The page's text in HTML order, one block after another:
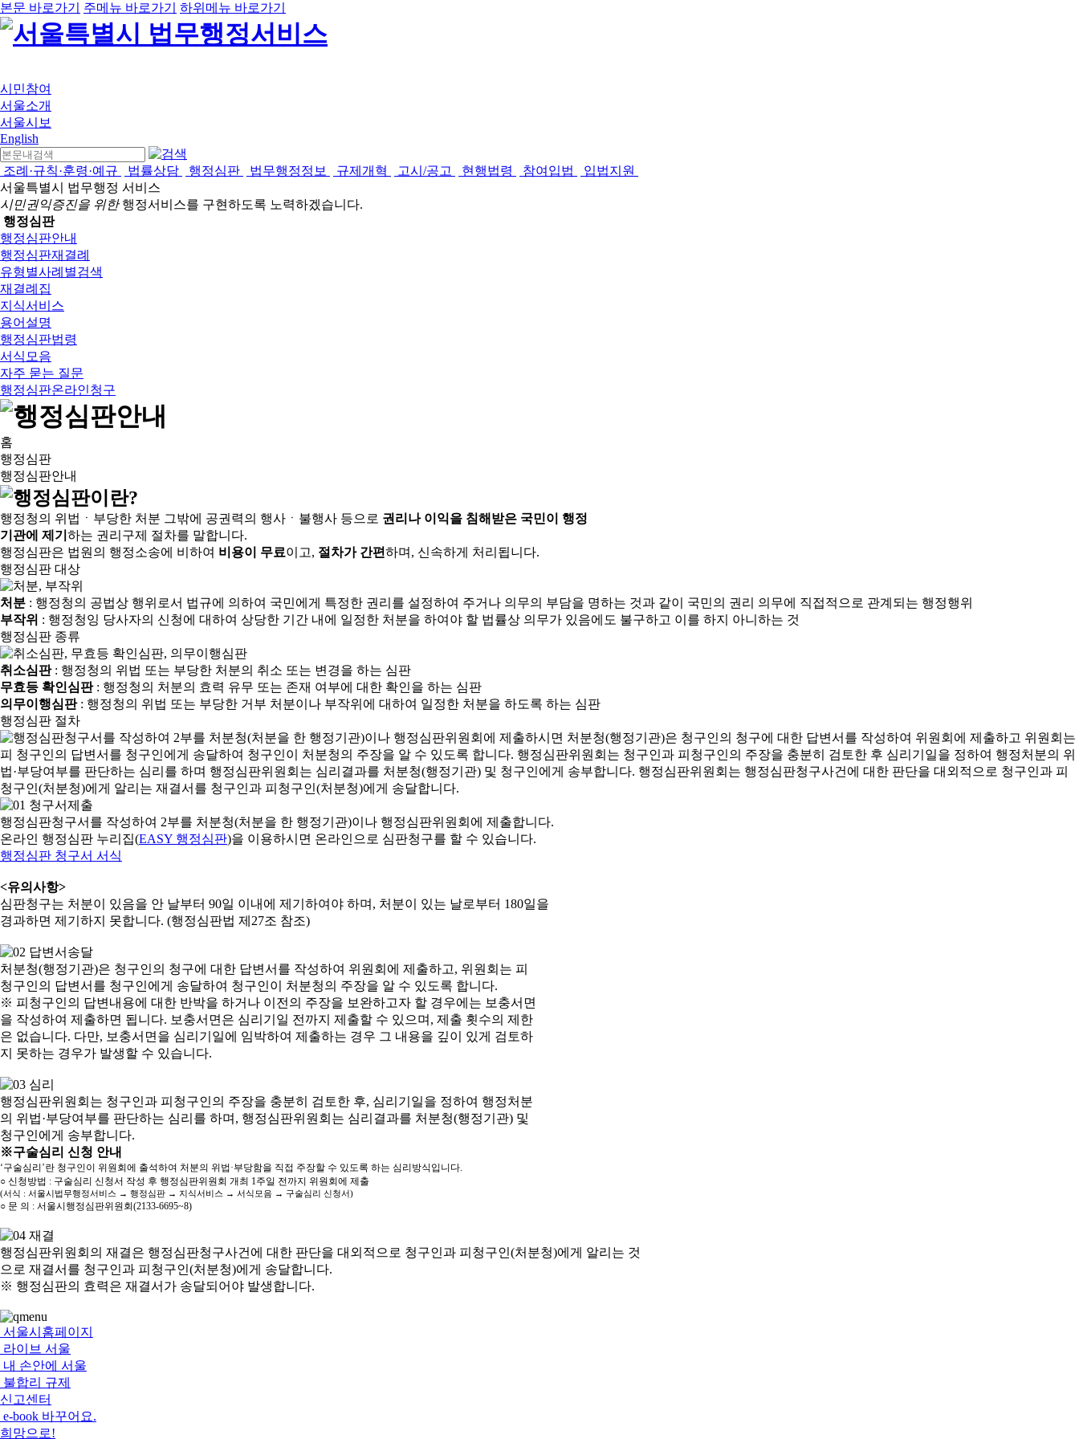
본문 바로가기 주메뉴 바로가기 하위메뉴 바로가기
시민참여
서울소개
서울시보
English
조례·규칙·훈령·예규 법률상담 행정심판 법무행정정보 규제개혁 고시/공고 현행법령 참여입법
입법지원
서울특별시 법무행정 서비스
시민권익증진을 위한행정서비스를 구현하도록 노력하겠습니다.
행정심판
행정심판안내
행정심판재결례
유형별사례별검색
재결례집
지식서비스
용어설명
행정심판법령
서식모음
자주 묻는 질문
행정심판온라인청구
홈
행정심판
행정심판안내
행정청의 위법ㆍ부당한 처분 그밖에 공권력의 행사ㆍ불행사 등으로 권리나 이익을 침해받은 국민이 행정
기관에 제기 하는 권리구제 절차를 말합니다.
행정심판은 법원의 행정소송에 비하여 비용이 무료이고, 절차가 간편하며, 신속하게 처리됩니다.
행정심판 대상
처분 : 행정청의 공법상 행위로서 법규에 의하여 국민에게 특정한 권리를 설정하여 주거나 의무의 부담을 명하는 것과 같이 국민의 권리 의무에 직접적으로 관계되는 행정행위
부작위 : 행정청잉 당사자의 신청에 대하여 상당한 기간 내에 일정한 처분을 하여야 할 법률상 의무가 있음에도 불구하고 이를 하지 아니하는 것
행정심판 종류
취소심판: 행정청의 위법 또는 부당한 처분의 취소 또는 변경을 하는 심판
무효등 확인심판: 행정청의 처분의 효력 유무 또는 존재 여부에 대한 확인을 하는 심판
의무이행심판: 행정청의 위법 또는 부당한 거부 처분이나 부작위에 대하여 일정한 처분을 하도록 하는 심판
행정심판 절차
행정심판청구서를 작성하여 2부를 처분청(처분을 한 행정기관)이나 행정심판위원회에 제출합니다.
온라인 행정심판 누리집(EASY 행정심판)을 이용하시면 온라인으로 심판청구를 할 수 있습니다.
행정심판 청구서 서식
<유의사항>
심판청구는 처분이 있음을 안 날부터 90일 이내에 제기하여야 하며, 처분이 있는 날로부터 180일을
경과하면 제기하지 못합니다. (행정심판법 제27조 참조)
처분청(행정기관)은 청구인의 청구에 대한 답변서를 작성하여 위원회에 제출하고, 위원회는 피
청구인의 답변서를 청구인에게 송달하여 청구인이 처분청의 주장을 알 수 있도록 합니다.
※ 피청구인의 답변내용에 대한 반박을 하거나 이전의 주장을 보완하고자 할 경우에는 보충서면
을 작성하여 제출하면 됩니다. 보충서면은 심리기일 전까지 제출할 수 있으며, 제출 횟수의 제한
은 없습니다. 다만, 보충서면을 심리기일에 임박하여 제출하는 경우 그 내용을 깊이 있게 검토하
지 못하는 경우가 발생할 수 있습니다.
행정심판위원회는 청구인과 피청구인의 주장을 충분히 검토한 후, 심리기일을 정하여 행정처분
의 위법·부당여부를 판단하는 심리를 하며, 행정심판위원회는 심리결과를 처분청(행정기관) 및
청구인에게 송부합니다.
※구술심리 신청 안내
‘구술심리’란 청구인이 위원회에 출석하여 처분의 위법·부당함을 직접 주장할 수 있도록 하는 심리방식입니다.
○ 신청방법 : 구술심리 신청서 작성 후 행정심판위원회 개최 1주일 전까지 위원회에 제출
(서식 : 서울시법무행정서비스 → 행정심판 → 지식서비스 → 서식모음 → 구술심리 신청서)
○ 문 의 : 서울시행정심판위원회(2133-6695~8)
행정심판위원회의 재결은 행정심판청구사건에 대한 판단을 대외적으로 청구인과 피청구인(처분청)에게 알리는 것
으로 재결서를 청구인과 피청구인(처분청)에게 송달합니다.
※ 행정심판의 효력은 재결서가 송달되어야 발생합니다.
서울시홈페이지
라이브 서울
내 손안에 서울
불합리 규제
신고센터
e-book 바꾸어요.
희망으로!